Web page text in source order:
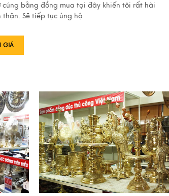
bằng đồng mua tại đây khiến tôi rất hài
Sẽ tiếp tục ủng hộ
GIÁ